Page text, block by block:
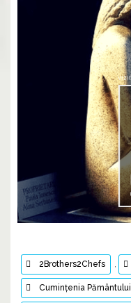
2Brothers2Chefs ,
Cumințenia Pământului